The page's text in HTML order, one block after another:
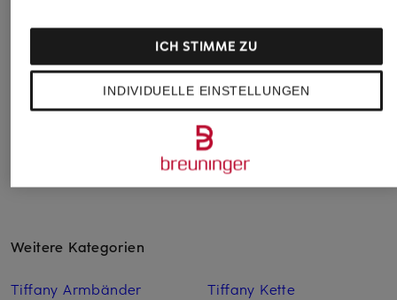
205 €
Ursprünglich:410 €
Armband RETURN TO
TIFFANY™ aus
ab 840 €
340 €
Weitere Kategorien
Tiffany Armbänder
Tiffany Kette
INDIVIDUELLE EINSTELLUNGEN
ICH STIMME ZU